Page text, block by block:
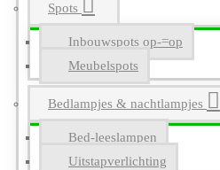
Spots
Inbouwspots op-=op
Meubelspots
Bedlampjes & nachtlampjes
Bed-leeslampen
Uitstapverlichting